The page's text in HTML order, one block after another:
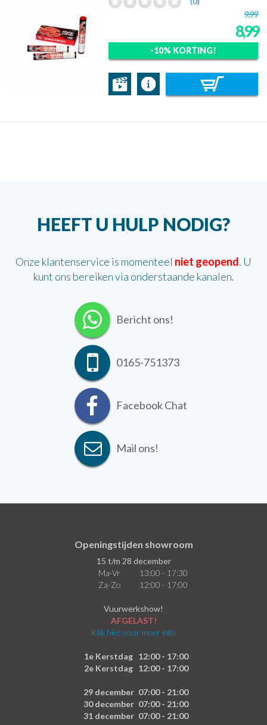
9,99
8,99
-10% KORTING!
HEEFT U HULP NODIG?
Onze klantenservice is momenteel niet geopend. U
kunt ons bereiken via onderstaande kanalen.
Bericht ons!
0165-751373
Facebook Chat
Mail ons!
Openingstijden showroom
15 t/m 28 december
Ma-Vr
13:00 - 17:30
Za-Zo
12:00 - 17:00
Vuurwerkshow!
AFGELAST!
Klik hier voor meer info
1e Kerstdag 12:00 - 17:00
2e Kerstdag 12:00 - 17:00
29 december 07:00 - 21:00
30 december 07:00 - 21:00
31 december 07:00 - 21:00